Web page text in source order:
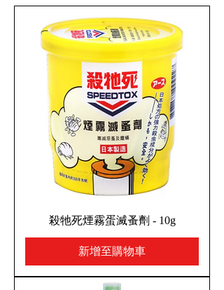
殺牠死煙霧蛋滅蚤劑 - 10g
新增至購物車